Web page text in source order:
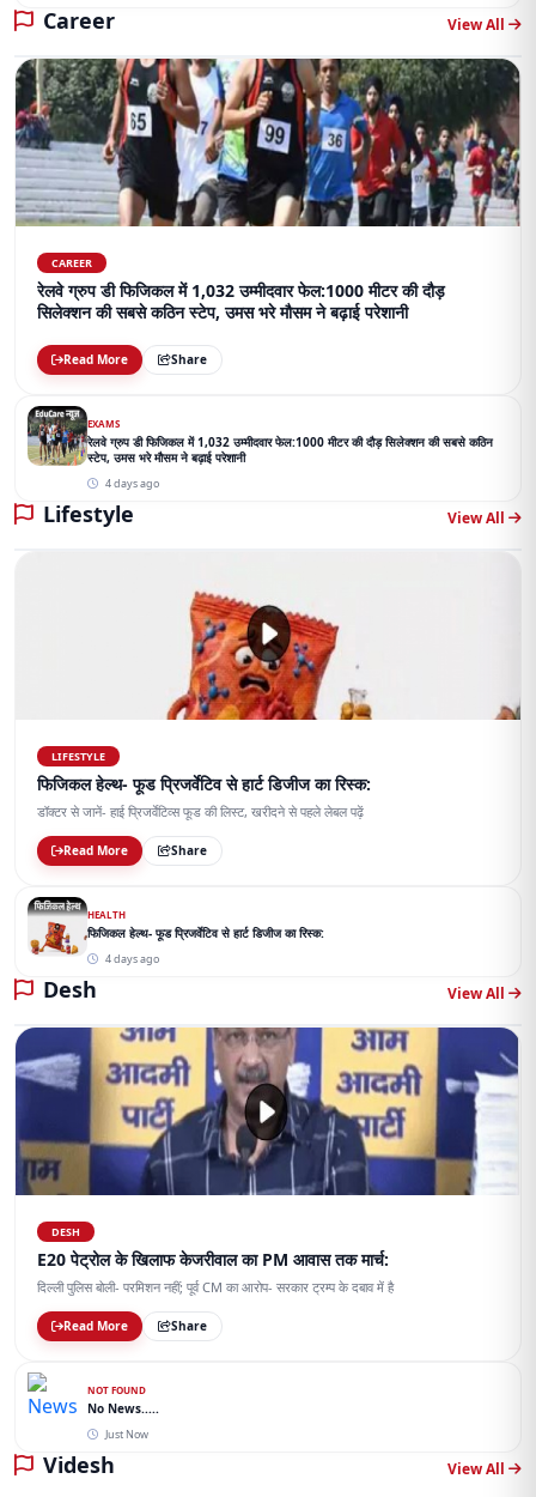
Career View All
CAREER
रेलवे ग्रुप डी फिजिकल में 1,032 उम्मीदवार फेल:1000 मीटर की दौड़
सिलेक्शन की सबसे कठिन स्टेप, उमस भरे मौसम ने बढ़ाई परेशानी
Read More Share
EXAMS
रेलवे ग्रुप डी फिजिकल में 1,032 उम्मीदवार फेल:1000 मीटर की दौड़ सिलेक्शन की सबसे कठिन
स्टेप, उमस भरे मौसम ने बढ़ाई परेशानी
4 days ago
Lifestyle View All
LIFESTYLE
फिजिकल हेल्थ- फूड प्रिजर्वेटिव से हार्ट डिजीज का रिस्क:
डॉक्टर से जानें- हाई प्रिजर्वेटिव्स फूड की लिस्ट, खरीदने से पहले लेबल पढ़ें
Read More Share
HEALTH
फिजिकल हेल्थ- फूड प्रिजर्वेटिव से हार्ट डिजीज का रिस्क:
4 days ago
Desh View All
DESH
E20 पेट्रोल के खिलाफ केजरीवाल का PM आवास तक मार्च:
दिल्ली पुलिस बोली- परमिशन नहीं; पूर्व CM का आरोप- सरकार ट्रम्प के दबाव में है
Read More Share
NOT FOUND
No News.....
Just Now
Videsh View All